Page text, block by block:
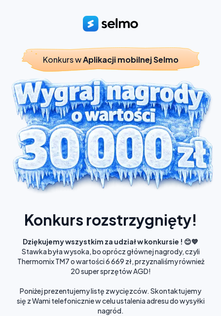
Konkurs wAplikacji mobilnej Selmo
Konkurs rozstrzygnięty!
Dziękujemy wszystkim za udział w konkursie ! 😊💙
Stawka była wysoka, bo oprócz głównej nagrody, czyli
Thermomix TM7 o wartości 6 669 zł, przyznaliśmy również
20 super sprzętów AGD!
Poniżej prezentujemy listę zwycięzców. Skontaktujemy
się z Wami telefonicznie w celu ustalenia adresu do wysyłki
nagród.